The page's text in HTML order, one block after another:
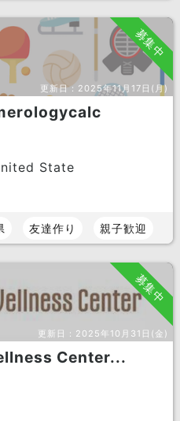
募集中
更新日： 2025年11月17日(月)
State
友達作り 親子歓迎
募集中
更新日： 2025年10月31日(金)
Center...